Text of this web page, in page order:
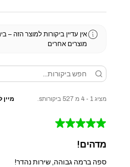
אין עדיין ביקורות למוצר הזה –
מוצרים אחרים
מציג 1 - 4 מ 527 ביקורותs. מיין
★
★
★
★
★
מדהים!
ספה ברמה גבוהה, שירות נהדר!